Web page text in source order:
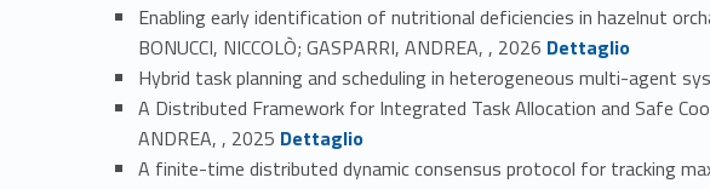
Enabling early identification of nutritional deficiencies in hazelnut
BONUCCI, NICCOLÒ; GASPARRI, ANDREA, , 2026 Link identifier #identifier_person_96686-1
Dettaglio
Hybrid task planning and scheduling in heterogeneous multi-agent
A Distributed Framework for Integrated Task Allocation and Safe
ANDREA, , 2025 Link identifier #identifier_person_57557-3
Dettaglio
A finite-time distributed dynamic consensus protocol for tracking